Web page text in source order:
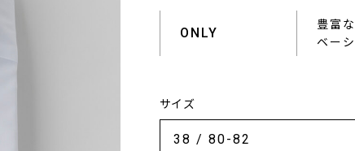
ONLY
豊富
ベー
サイズ